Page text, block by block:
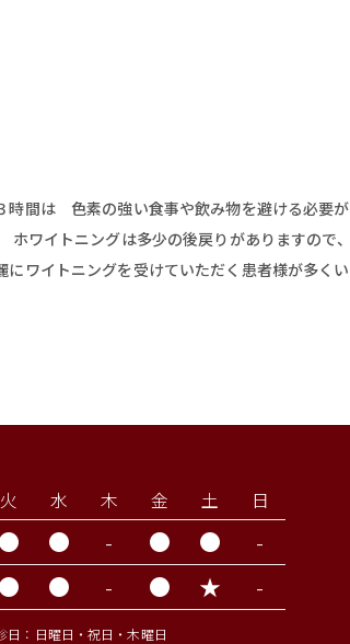
時間は 色素の強い食事や飲み物を避ける必要が
ワイトニングは多少の後戻りがありますので、
ワイトニングを受けていただく患者様が多くい
火 水 木 金 土
日
● ● - ● ● -
● ● - ● ★
-
日：日曜日・祝日・木曜日